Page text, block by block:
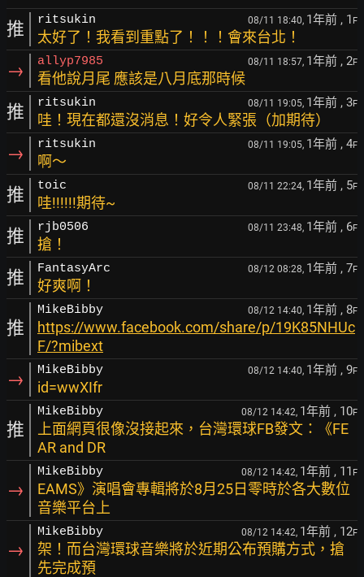
推 ritsukin 08/11 18:40, 1年前 , 1 F
太好了！我看到重點了！！！會來台北！
→ allyp7985 08/11 18:57, 1年前 , 2F
看他說月尾 應該是八月底那時候
推 ritsukin 08/11 19:05, 1年前 , 3F
哇！現在都還沒消息！好令人緊張（加期待）
→ ritsukin 08/11 19:05, 1年前 , 4F
啊～
推 toic 08/11 22:24, 1年前 , 5F
哇!!!!!!期待~
推 rjb0506 08/11 23:48, 1年前 , 6F
搶！
推 FantasyArc 08/12 08:28, 1年前 , 7F
好爽啊！
推
MikeBibby 08/12 14:40, 1年前 , 8F
https://www.facebook.com/share/p/19K85NHUc
F/?mibext
→ MikeBibby 08/12 14:40, 1年前 , 9F
id=wwXIfr
推
MikeBibby 08/12 14:42, 1年前 , 10F
上面網頁很像沒接起來，台灣環球FB發文：《FE
AR and DR
→
MikeBibby 08/12 14:42, 1年前 , 11 F
EAMS》演唱會專輯將於8月25日零時於各大數位
音樂平台上
→
MikeBibby 08/12 14:42, 1年前 , 12F
架！而台灣環球音樂將於近期公布預購方式，搶
先完成預